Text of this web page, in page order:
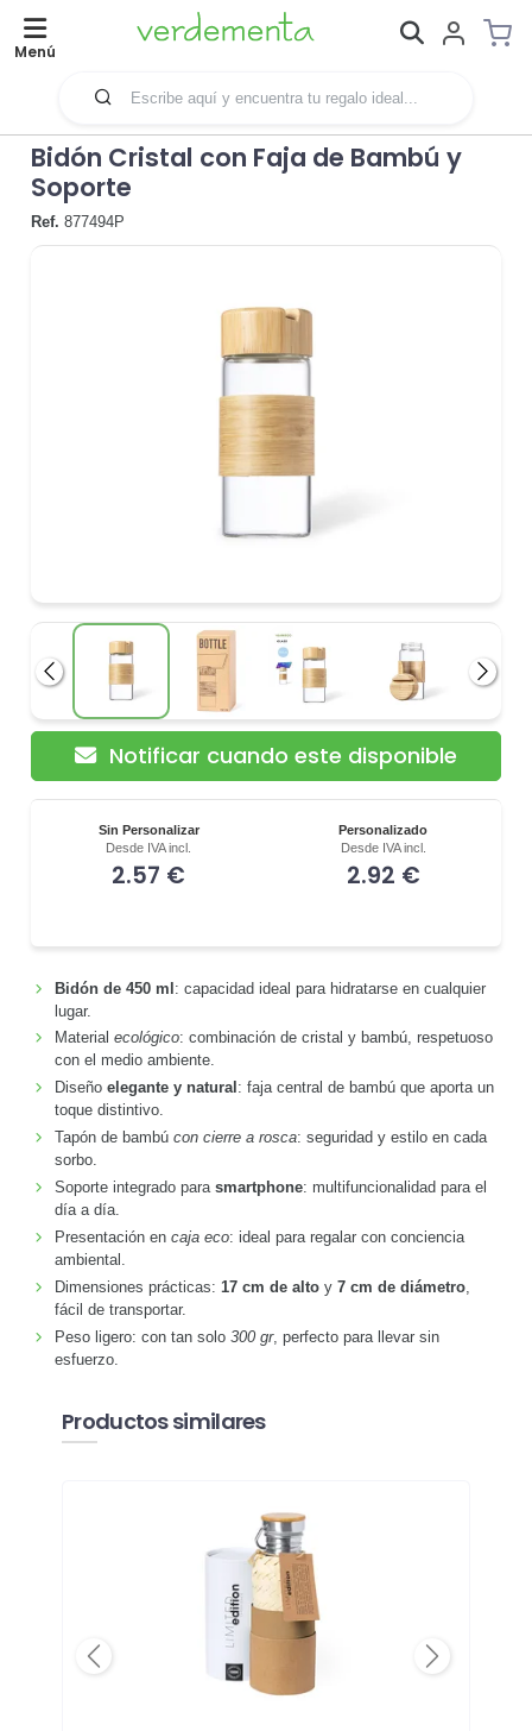
Menú
Bidón Cristal con Faja de Bambú y
Soporte
Ref. 877494P
Anterior
Sin Personalizar
Desde IVA incl.
2.57 €
Personalizado
Desde IVA incl.
2.92 €
Notificar cuando este disponible
Bidón de 450 ml: capacidad ideal para hidratarse en cualquier
lugar.
Material ecológico: combinación de cristal y bambú, respetuoso
con el medio ambiente.
Diseño elegante y natural : faja central de bambú que aporta un
toque distintivo.
Tapón de bambú con cierre a rosca: seguridad y estilo en cada
sorbo.
Soporte integrado para smartphone: multifuncionalidad para el
día a día.
Presentación en caja eco: ideal para regalar con conciencia
ambiental.
Dimensiones prácticas: 17 cm de altoy 7 cm de diámetro,
fácil de transportar.
Peso ligero: con tan solo 300 gr, perfecto para llevar sin
esfuerzo.
Productos similares
Previous Next